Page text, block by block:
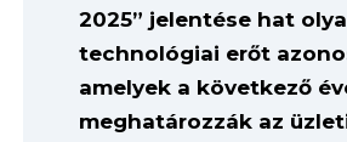
2025” jelentése hat
technológiai erőt
amelyek a következő
meghatározzák az